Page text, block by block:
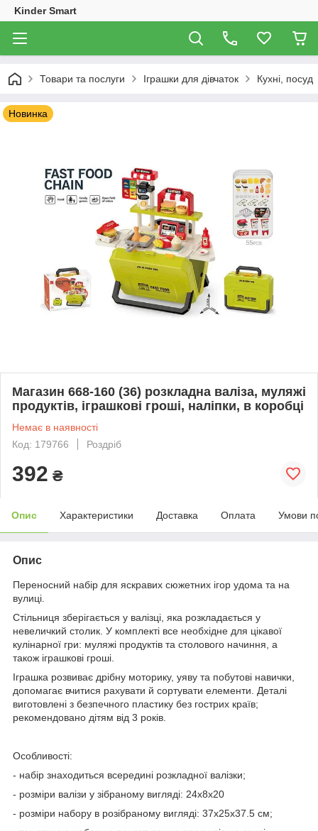
Kinder Smart
Товари та послуги Іграшки для дівчаток Кухні, посуд
Новинка
Магазин 668-160 (36) розкладна валіза, муляжі
продуктів, іграшкові гроші, наліпки, в коробці
Немає в наявності
Код: 179766
Роздріб
392 ₴
Опис Характеристики Доставка Оплата Умови
Опис
Переносний набір для яскравих сюжетних ігор удома та на
вулиці.
Стільниця зберігається у валізці, яка розкладається у
невеличкий столик. У комплекті все необхідне для цікавої
кулінарної гри: муляжі продуктів та столового начиння, а
також іграшкові гроші.
Іграшка розвиває дрібну моторику, уяву та побутові навички,
допомагає вчитися рахувати й сортувати елементи. Деталі
виготовлені з безпечного пластику без гострих країв;
рекомендовано дітям від 3 років.
Особливості:
- набір знаходиться всередині розкладної валізки;
- розміри валізи у зібраному вигляді: 24х8х20
- розміри набору в розібраному вигляді: 37х25х37.5 см;